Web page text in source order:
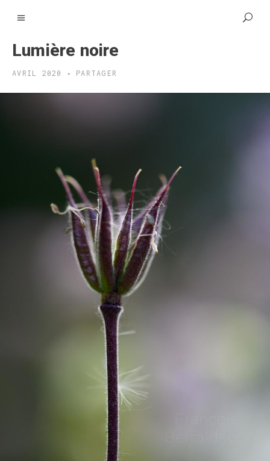
Lumière noire
AVRIL 2020 PARTAGER